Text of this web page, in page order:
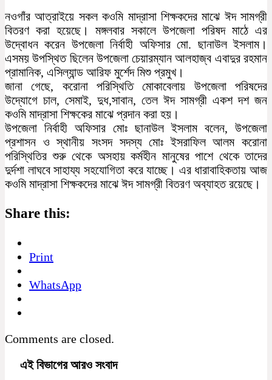
নওগাঁর আত্রাইয়ে সকল কওমি মাদ্রাসা শিক্ষকদের মাঝে ঈদ সামগ্রী
বিতরণ করা হয়েছে। মঙ্গলবার সকালে উপজেলা পরিষদ মাঠে এর
উদ্বোধন করেন উপজেলা নির্বাহী অফিসার মো. ছানাউল ইসলাম।
এসময় উপস্থিত ছিলেন উপজেলা চেয়ারম্যান আলহাজ্ব এবাদুর রহমান
প্রামানিক, এসিল্যান্ড আরিফ মুর্শেদ মিশু প্রমুখ।
জানা গেছে, করোনা পরিস্থিতি মোকাবেলায় উপজেলা পরিষদের
উদ্যোগে চাল, সেমাই, দুধ,সাবান, তেল ঈদ সামগ্রী একশ দশ জন
কওমি মাদ্রাসা শিক্ষকের মাঝে প্রদান করা হয়।
উপজেলা নির্বাহী অফিসার মোঃ ছানাউল ইসলাম বলেন, উপজেলা
প্রশাসন ও স্থানীয় সংসদ সদস্য মোঃ ইসরাফিল আলম করোনা
পরিস্থিতির শুরু থেকে অসহায় কর্মহীন মানুষের পাশে থেকে তাদের
দুর্দশা লাঘবে সাহায্য সহযোগিতা করে যাচ্ছে। এর ধারাবাহিকতায় আজ
কওমি মাদ্রাসা শিক্ষকদের মাঝে ঈদ সামগ্রী বিতরণ অব্যাহত রয়েছে।
Share this:
Print
WhatsApp
Comments are closed.
এই বিভাগের আরও সংবাদ